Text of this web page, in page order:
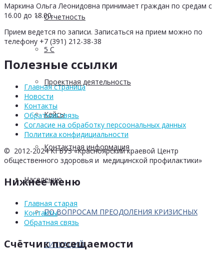
Отчетность
5 С
Проектная деятельность
Кейсы
Контактная информация
Населению
ПО ВОПРОСАМ ПРЕОДОЛЕНИЯ КРИЗИСНЫХ
СИТУАЦИЙ
Маркина Ольга Леонидовна принимает граждан по средам с
16.00 до 18.00.
Прием ведется по записи. Записаться на прием можно по
телефону +7 (391) 212-38-38
Полезные ссылки
Главная страница
Новости
Контакты
Обратная связь
Согласие на обработку персоональных данных
Политика конфидициальности
© 2012-2024 КГБУЗ «Красноярский краевой Центр
общественного здоровья и медицинской профилактики»
Нижнее меню
Главная старая
Контакты
Обратная связь
Счётчик посещаемости